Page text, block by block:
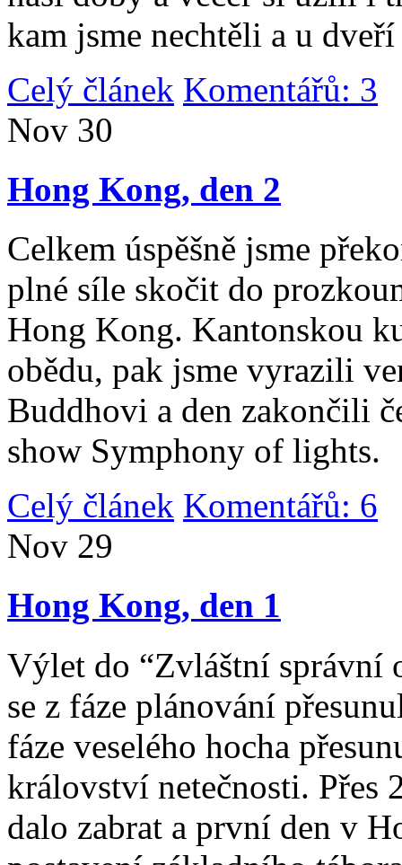
kam jsme nechtěli a u
Celý článek Komentářů: 3
Nov 30
Hong Kong, den 2
Celkem úspěšně jsme
plné síle skočit do
Hong Kong. Kantonskou
obědu, pak jsme vyrazili
Buddhovi a den zakončili
show Symphony of lights.
Celý článek Komentářů: 6
Nov 29
Hong Kong, den 1
Výlet do “Zvláštní správní
se z fáze plánování
fáze veselého hocha
království netečnosti. Přes
dalo zabrat a první den v